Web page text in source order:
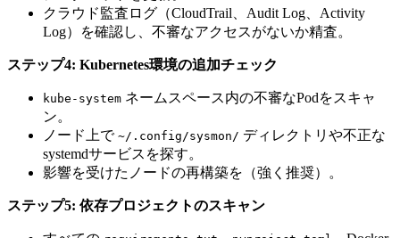
クラウド監査ログ（CloudTrail、Audit Log、Activity
Log）を確認し、不審なアクセスがないか精査。
ステップ4: Kubernetes環境の追加チェック
kube-system ネームスペース内の不審なPodをスキャ
ン。
ノード上で ~/.config/sysmon/ ディレクトリや不正な
systemdサービスを探す。
影響を受けたノードの再構築を（強く推奨）。
ステップ5: 依存プロジェクトのスキャン